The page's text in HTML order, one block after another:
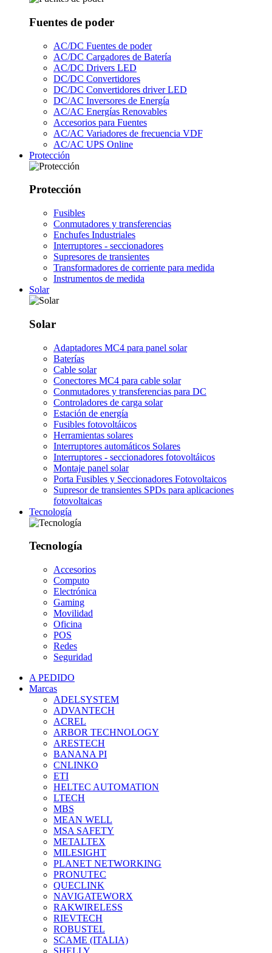
Fuentes de poder
AC/DC Fuentes de poder
AC/DC Cargadores de Batería
AC/DC Drivers LED
DC/DC Convertidores
DC/DC Convertidores driver LED
DC/AC Inversores de Energía
AC/AC Energías Renovables
Accesorios para Fuentes
AC/AC Variadores de frecuencia VDF
AC/AC UPS Online
Protección
Protección
Fusibles
Conmutadores y transferencias
Enchufes Industriales
Interruptores - seccionadores
Supresores de transientes
Transformadores de corriente para medida
Instrumentos de medida
Solar
Solar
Adaptadores MC4 para panel solar
Baterías
Cable solar
Conectores MC4 para cable solar
Conmutadores y transferencias para DC
Controladores de carga solar
Estación de energía
Fusibles fotovoltáicos
Herramientas solares
Interruptores automáticos Solares
Interruptores - seccionadores fotovoltáicos
Montaje panel solar
Porta Fusibles y Seccionadores Fotovoltaicos
Supresor de transientes SPDs para aplicaciones
fotovoltaicas
Tecnología
Tecnología
Accesorios
Computo
Electrónica
Gaming
Movilidad
Oficina
POS
Redes
Seguridad
A PEDIDO
Marcas
ADELSYSTEM
ADVANTECH
ACREL
ARBOR TECHNOLOGY
ARESTECH
BANANA PI
CNLINKO
ETI
HELTEC AUTOMATION
LTECH
MBS
MEAN WELL
MSA SAFETY
METALTEX
MILESIGHT
PLANET NETWORKING
PRONUTEC
QUECLINK
NAVIGATEWORX
RAKWIRELESS
RIEVTECH
ROBUSTEL
SCAME (ITALIA)
SHELLY